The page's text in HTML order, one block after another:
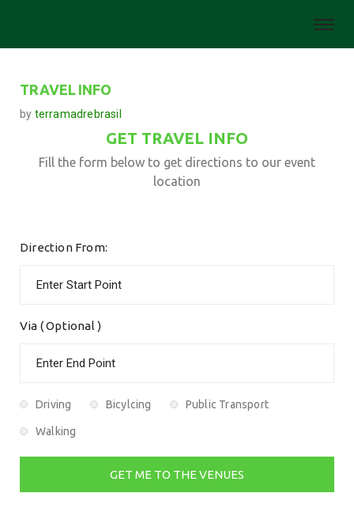
TRAVEL INFO
by terramadrebrasil
GET TRAVEL INFO
Fill the form below to get directions to our event
location
Direction From:
Via ( Optional )
Driving Bicylcing Public Transport
Walking